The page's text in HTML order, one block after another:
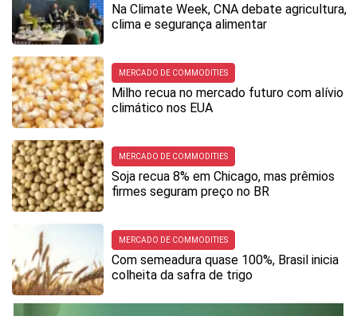
Na Climate Week, CNA debate agricultura,
clima e segurança alimentar
MERCADO DE COMMODITIES
Milho recua no mercado futuro com alívio
climático nos EUA
MERCADO DE COMMODITIES
Soja recua 8% em Chicago, mas prêmios
firmes seguram preço no BR
MERCADO DE COMMODITIES
Com semeadura quase 100%, Brasil inicia
colheita da safra de trigo